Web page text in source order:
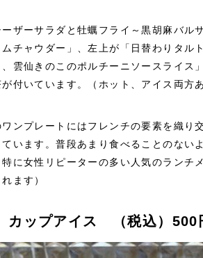
ザーサラダと牡蠣フライ～黒胡麻バル
ムチャウダー」、左上が「日替わりタル
雲仙きのこのポルチーニソースライス
付いています。（ホット、アイス両方
ンプレートにはフレンチの要素を織り
います。普段あまり食べることのない
に女性リピーターの多い人気のランチ
ます）
カップアイス （税込）500